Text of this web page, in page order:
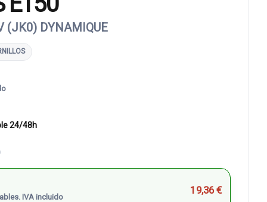
(JK0) DYNAMIQUE
24/48h
IVA incluido
19,36 €